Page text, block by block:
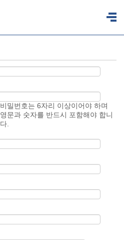
비밀번호는 6자리 이상이어야 하며
영문과 숫자를 반드시 포함해야 합니
다.